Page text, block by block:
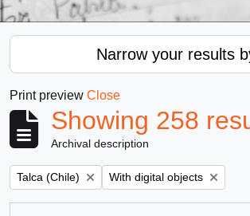
Narrow your results
Print preview Close
Showing 258
Archival description
Remove filter:
Talca (Chile) Remove filter:
With digital objects